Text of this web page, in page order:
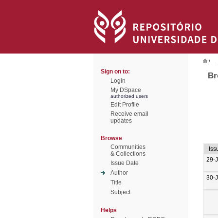
Sign on to:
Login
My DSpace
authorized users
Edit Profile
Receive email
updates
Browse
Communities
& Collections
Issue Date
Author
Title
Subject
Helps
/
29-
30-